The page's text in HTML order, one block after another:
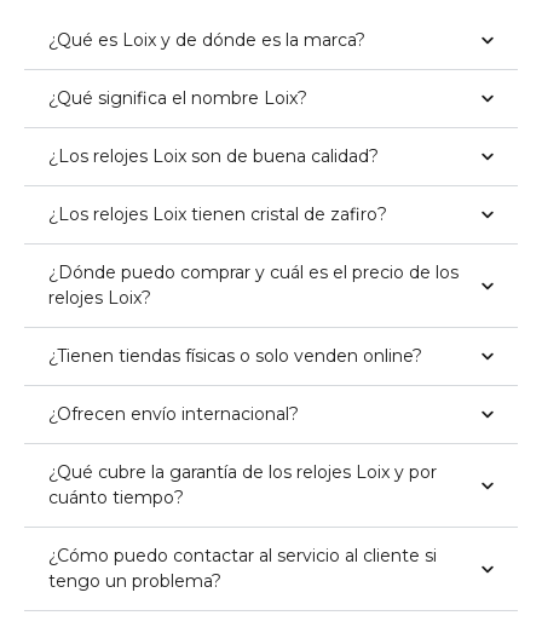
¿Qué es Loix y de dónde es la marca?
¿Qué significa el nombre Loix?
¿Los relojes Loix son de buena calidad?
¿Los relojes Loix tienen cristal de zafiro?
¿Dónde puedo comprar y cuál es el precio de los
relojes Loix?
¿Tienen tiendas físicas o solo venden online?
¿Ofrecen envío internacional?
¿Qué cubre la garantía de los relojes Loix y por
cuánto tiempo?
¿Cómo puedo contactar al servicio al cliente si
tengo un problema?